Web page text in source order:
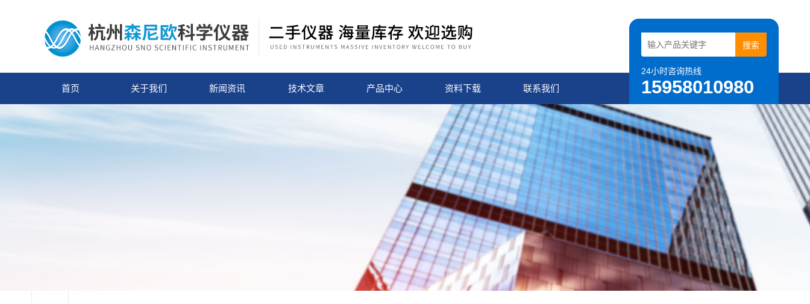
24小时咨询热线
15958010980
首页 关于我们 新闻资讯 技术文章 产品中心 资料下载 联系我们